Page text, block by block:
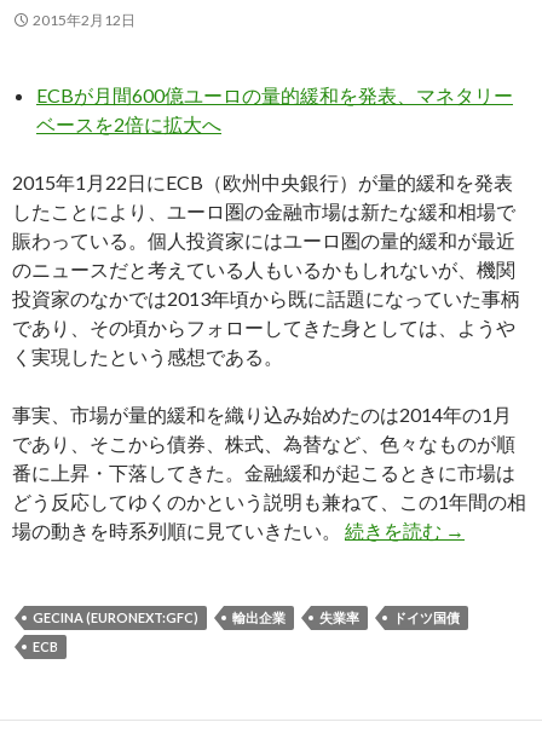
2015年2月12日
ECBが月間600億ユーロの量的緩和を発表、マネタリー
ベースを2倍に拡大へ
2015年1月22日にECB（欧州中央銀行）が量的緩和を発表
したことにより、ユーロ圏の金融市場は新たな緩和相場で
賑わっている。個人投資家にはユーロ圏の量的緩和が最近
のニュースだと考えている人もいるかもしれないが、機関
投資家のなかでは2013年頃から既に話題になっていた事柄
であり、その頃からフォローしてきた身としては、ようや
く実現したという感想である。
事実、市場が量的緩和を織り込み始めたのは2014年の1月
であり、そこから債券、株式、為替など、色々なものが順
番に上昇・下落してきた。金融緩和が起こるときに市場は
どう反応してゆくのかという説明も兼ねて、この1年間の相
場の動きを時系列順に見ていきたい。 続きを読む ECBの量
→
GECINA (EURONEXT:GFC) 輸出企業 失業率
ドイツ国債
ECB